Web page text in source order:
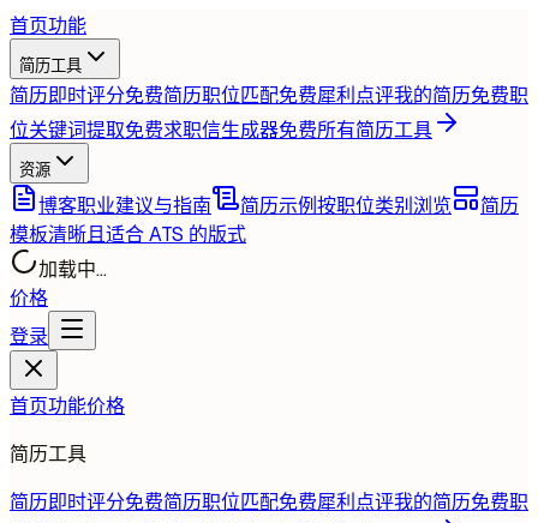
首页功能
简历工具
简历即时评分免费简历职位匹配免费犀利点评我的简历免费职
位关键词提取免费求职信生成器免费所有简历工具
资源
博客职业建议与指南 简历示例按职位类别浏览
简历
模板清晰且适合 ATS 的版式
加载中...
价格
登录
首页功能价格
简历工具
简历即时评分免费简历职位匹配免费犀利点评我的简历免费职